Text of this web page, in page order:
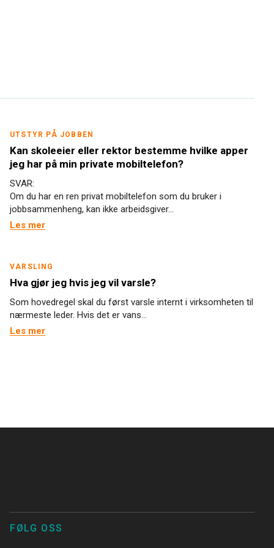
UTSTYR PÅ JOBBEN
Kan skoleeier eller rektor bestemme hvilke apper
jeg har på min private mobiltelefon?
SVAR:
Om du har en ren privat mobiltelefon som du bruker i
jobbsammenheng, kan ikke arbeidsgiver...
Les mer
VARSLING
Hva gjør jeg hvis jeg vil varsle?
Som hovedregel skal du først varsle internt i virksomheten til
nærmeste leder. Hvis det er vans...
Les mer
FØLG OSS